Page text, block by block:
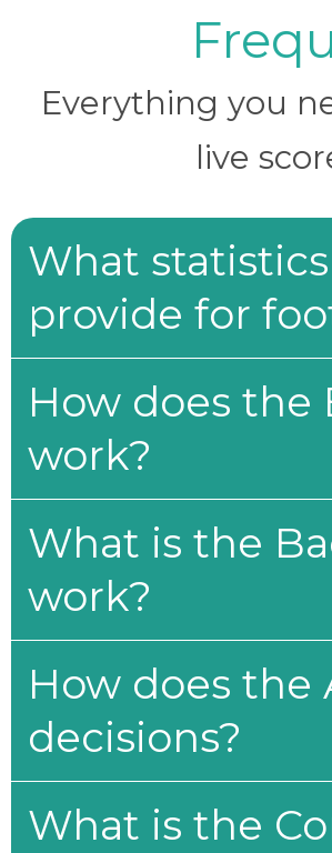
Everything you
live
What
provide for
How does
work?
What is the
work?
How does the
decisions?
What is the